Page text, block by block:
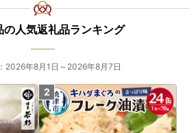
の人気返礼品ランキング
2026年8月1日～2026年8月7日